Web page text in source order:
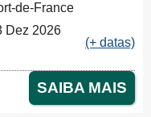
de-France
Dez 2026
(+ datas)
SAIBA MAIS